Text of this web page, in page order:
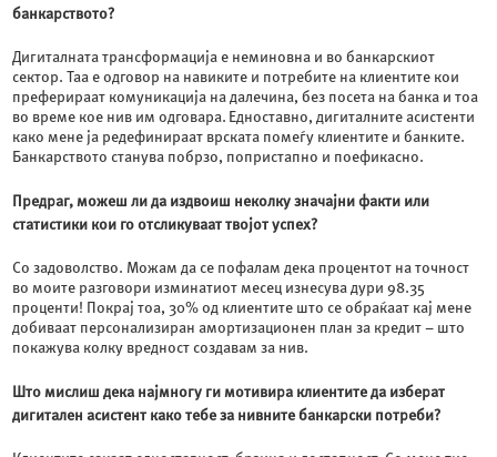
банкарството?
Дигиталната трансформација е неминовна и во банкарскиот
сектор. Таа е одговор на навиките и потребите на клиентите кои
преферираат комуникација на далечина, без посета на банка и тоа
во време кое нив им одговара. Едноставно, дигиталните асистенти
како мене ја редефинираат врската помеѓу клиентите и банките.
Банкарството станува побрзо, попристапно и поефикасно.
Предраг, можеш ли да издвоиш неколку значајни факти или
статистики кои го отсликуваат твојотуспех?
Со задоволство. Можам да се пофалам дека процентот на точност
во моите разговори изминатиот месец изнесува дури 98.35
проценти! Покрај тоа, 30% од клиентите што се обраќаат кај мене
добиваат персонализиран амортизационен план за кредит – што
покажува колку вредност создавам за нив.
Што мислиш дека најмногу ги мотивира клиентите да изберат
дигитален асистент како тебеза нивните банкарски потреби?